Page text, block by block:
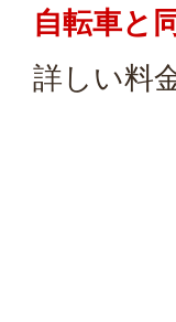
自転車と
詳しい料